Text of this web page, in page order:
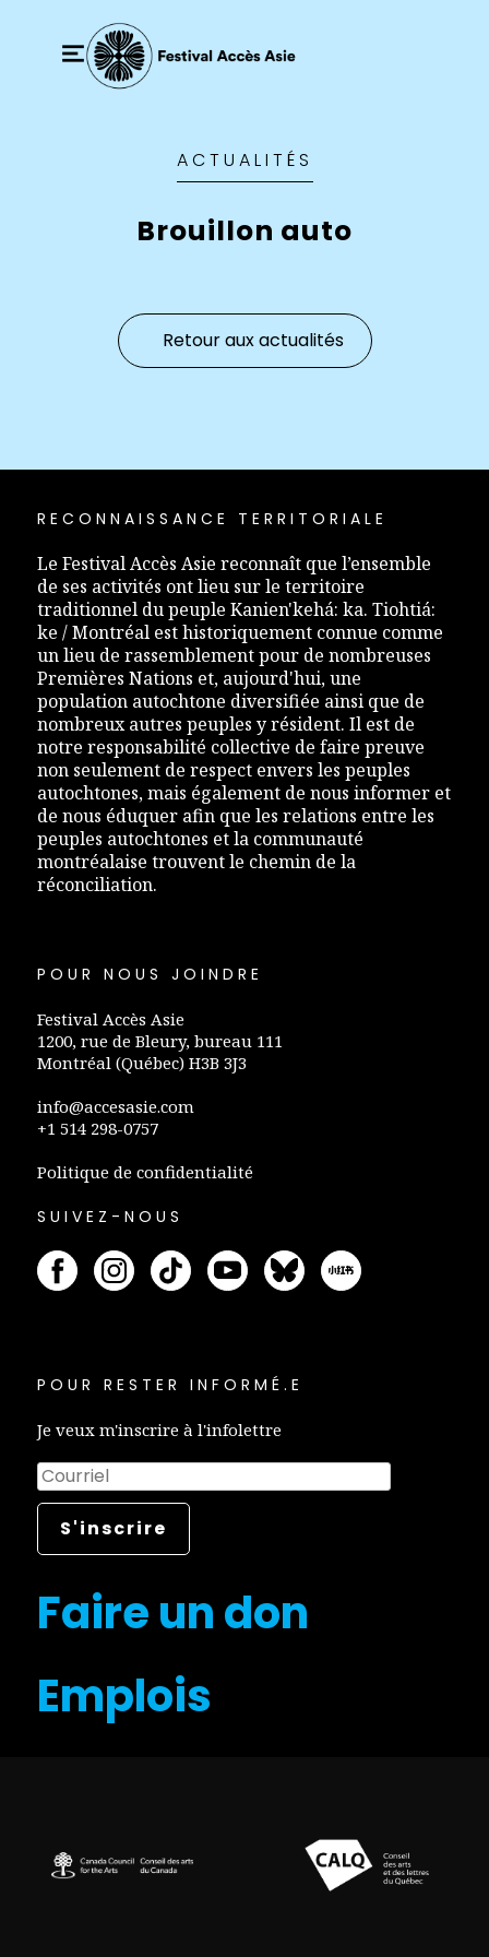
ACTUALITÉS
Brouillon auto
Retour aux actualités
RECONNAISSANCE TERRITORIALE
Le Festival Accès Asie reconnaît que l’ensemble
de ses activités ont lieu sur le territoire
traditionnel du peuple Kanien'kehá: ka. Tiohtiá:
ke / Montréal est historiquement connue comme
un lieu de rassemblement pour de nombreuses
Premières Nations et, aujourd'hui, une
population autochtone diversifiée ainsi que de
nombreux autres peuples y résident. Il est de
notre responsabilité collective de faire preuve
non seulement de respect envers les peuples
autochtones, mais également de nous informer et
de nous éduquer afin que les relations entre les
peuples autochtones et la communauté
montréalaise trouvent le chemin de la
réconciliation.
POUR NOUS JOINDRE
Festival Accès Asie
1200, rue de Bleury, bureau 111
Montréal (Québec) H3B 3J3
info@accesasie.com
+1 514 298-0757
Politique de confidentialité
SUIVEZ-NOUS
POUR RESTER INFORMÉ.E
Je veux m'inscrire à l'infolettre
Faire un don
Emplois